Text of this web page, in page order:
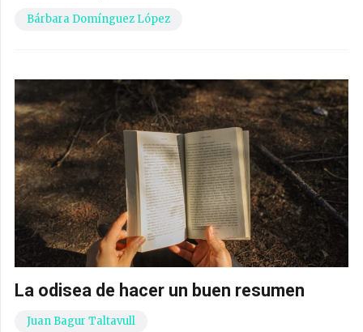
Bárbara Domínguez López
La odisea de hacer un buen resumen
Juan Bagur Taltavull